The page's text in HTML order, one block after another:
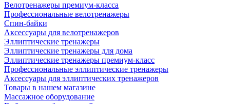
Велотренажеры премиум-класса
Профессиональные велотренажеры
Спин-байки
Аксессуары для велотренажеров
Эллиптические тренажеры
Эллиптические тренажеры для дома
Эллиптические тренажеры премиум-класс
Профессиональные эллиптические тренажеры
Аксессуары для эллиптических тренажеров
Товары в нашем магазине
Массажное оборудование